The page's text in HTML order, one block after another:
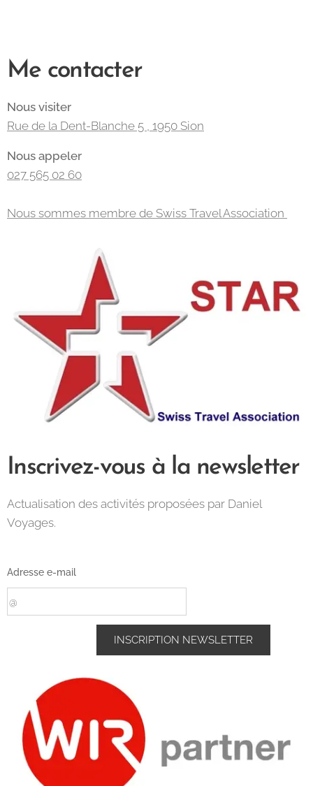
Me contacter
Nous visiter
Rue de la Dent-Blanche 5 , 1950 Sion
Nous appeler
027 565 02 60
Nous sommes membre de Swiss Travel Association
Inscrivez-vous à la newsletter
Actualisation des activités proposées par Daniel
Voyages.
Adresse e-mail
INSCRIPTION NEWSLETTER